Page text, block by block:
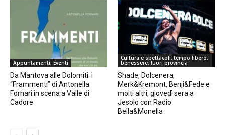
Appuntamenti, Eventi
Da Mantova alle Dolomiti: i
“Frammenti” di Antonella
Fornari in scena a Valle di
Cadore
Cultura e spettacoli, tempo libero,
benessere, fuori provincia
Shade, Dolcenera,
Merk&Kremont, Benji&Fede e
molti altri, giovedì sera a
Jesolo con Radio
Bella&Monella